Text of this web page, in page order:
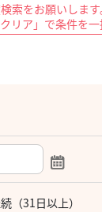
索をお願いします
ア」で条件を一
（31日以上）